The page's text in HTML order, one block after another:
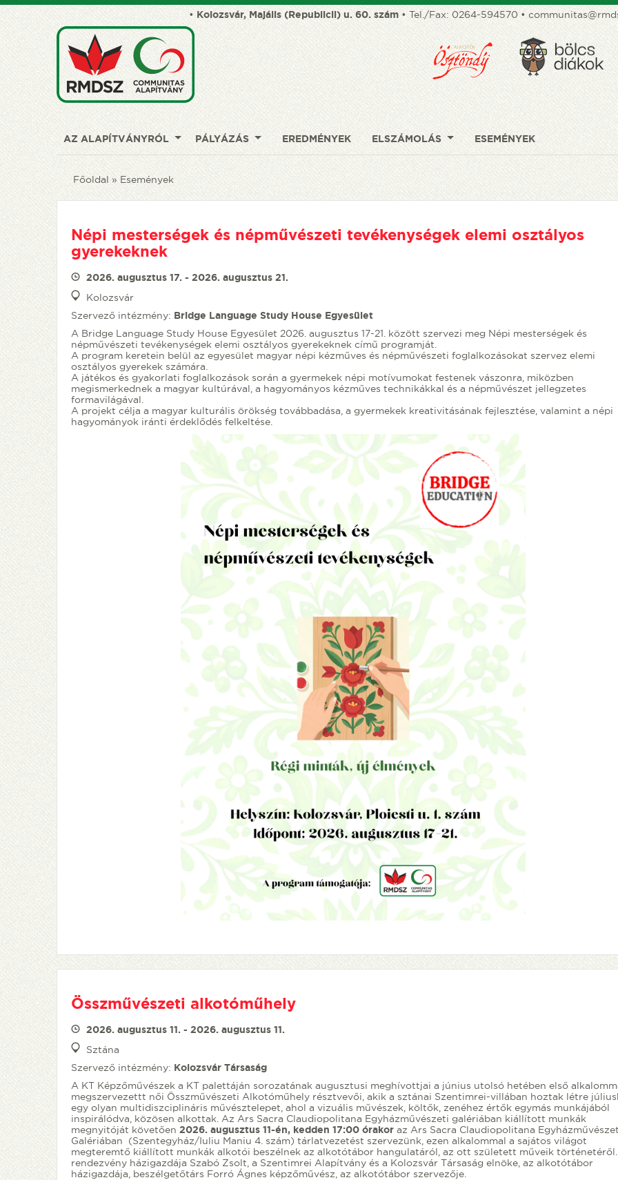
• Kolozsvár, Majális (Republicii) u. 60. szám • Tel./Fax: 0264-594570 •
AZ ALAPÍTVÁNYRÓL PÁLYÁZÁS EREDMÉNYEK ELSZÁMOLÁS ESEMÉNYEK
Főoldal Események
Népi mesterségek és népművészeti tevékenységek elemi osztályos
gyerekeknek
2026. augusztus 17. - 2026. augusztus 21.
Kolozsvár
Szervező intézmény: Bridge Language Study House Egyesület
A Bridge Language Study House Egyesület 2026. augusztus 17-21. között szervezi meg Népi mesterségek és
népművészeti tevékenységek elemi osztályos gyerekeknek című programját.
A program keretein belül az egyesület magyar népi kézműves és népművészeti foglalkozásokat szervez elemi
osztályos gyerekek számára.
A játékos és gyakorlati foglalkozások során a gyermekek népi motívumokat festenek vászonra, miközben
megismerkednek a magyar kultúrával, a hagyományos kézműves technikákkal és a népművészet jellegzetes
formavilágával.
A projekt célja a magyar kulturális örökség továbbadása, a gyermekek kreativitásának fejlesztése, valamint a népi
hagyományok iránti érdeklődés felkeltése.
Összművészeti alkotóműhely
2026. augusztus 11. - 2026. augusztus 11.
Sztána
Szervező intézmény: Kolozsvár Társaság
A KT Képzőművészek a KT palettáján sorozatának augusztusi meghívottjai a június utolsó hetében első
megszervezettt női Összművészeti Alkotóműhely résztvevői, akik a sztánai Szentimrei-villában hoztak létre
egy olyan multidiszciplináris művésztelepet, ahol a vizuális művészek, költők, zenéhez értők egymás munkájából
inspirálódva, közösen alkottak. Az Ars Sacra Claudiopolitana Egyházművészeti galériában kiállított munkák
megnyitóját követően 2026. augusztus 11-én, kedden 17:00 órakor az Ars Sacra Claudiopolitana
Galériában (Szentegyház/Iuliu Maniu 4. szám) tárlatvezetést szervezünk, ezen alkalommal a sajátos világot
megteremtő kiállított munkák alkotói beszélnek az alkotótábor hangulatáról, az ott született műveik
rendezvény házigazdája Szabó Zsolt, a Szentimrei Alapítvány és a Kolozsvár Társaság elnöke, az alkotótábor
házigazdája, beszélgetőtárs Forró Ágnes képzőművész, az alkotótábor szervezője.